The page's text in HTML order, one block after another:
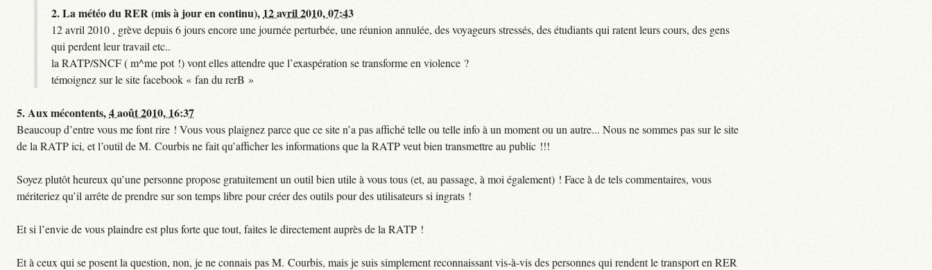
2.La météo du RER (mis à jour en continu), 12 avril 2010, 07:43
12 avril 2010 , grève depuis 6 jours encore une journée perturbée, une réunion annulée, des voyageurs stressés, des étudiants qui ratent leurs cours, des gens
qui perdent leur travail etc..
la RATP/SNCF ( m^me pot !) vont elles attendre que l’exaspération se transforme en violence ?
témoignez sur le site facebook « fan du rerB »
5.Aux mécontents,4 août 2010, 16:37
Beaucoup d’entre vous me font rire ! Vous vous plaignez parce que ce site n’a pas affiché telle ou telle info à un moment ou un autre... Nous ne sommes pas sur le site
de la RATP ici, et l’outil de M. Courbis ne fait qu’afficher les informations que la RATP veut bien transmettre au public !!!
Soyez plutôt heureux qu’une personne propose gratuitement un outil bien utile à vous tous (et, au passage, à moi également) ! Face à de tels commentaires, vous
mériteriez qu’il arrête de prendre sur son temps libre pour créer des outils pour des utilisateurs si ingrats !
Et si l’envie de vous plaindre est plus forte que tout, faites le directement auprès de la RATP !
Et à ceux qui se posent la question, non, je ne connais pas M. Courbis, mais je suis simplement reconnaissant vis-à-vis des personnes qui rendent le transport en RER